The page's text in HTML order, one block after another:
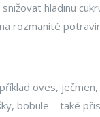
hladinu
rozmanité
oves,
bobule – také